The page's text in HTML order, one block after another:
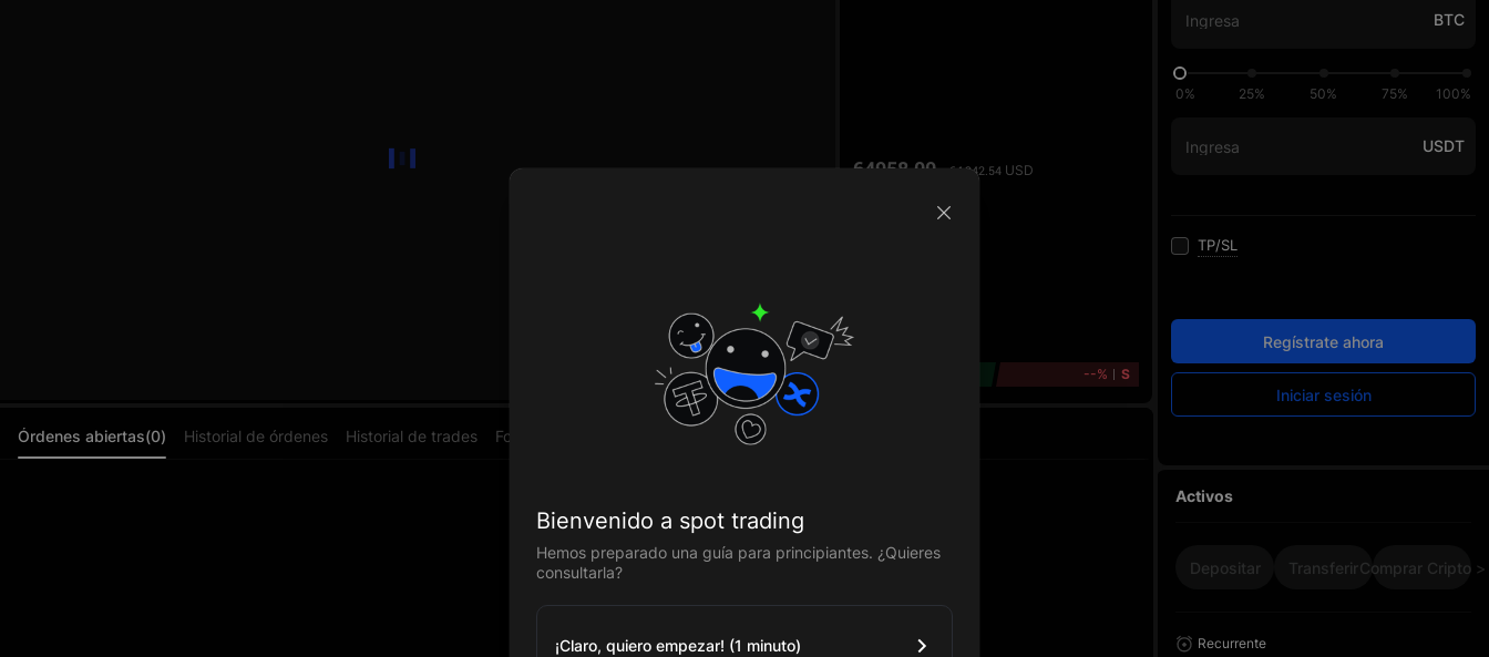
64958.00 64,942.54 USD
--% S
BTC
0% 25% 50% 75% 100%
USDT
TP/SL
Regístrate ahora
Iniciar sesión
Activos
Depositar TransferirComprar Cripto >
Recurrente
Órdenes abiertas(0) Historial de órdenes Historial de trades Fondos
Bienvenido a spot trading
Hemos preparado una guía para principiantes. ¿Quieres
consultarla?
¡Claro, quiero empezar! (1 minuto)